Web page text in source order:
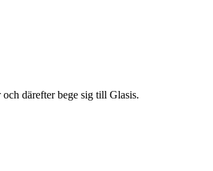
därefter bege sig till Glasis.